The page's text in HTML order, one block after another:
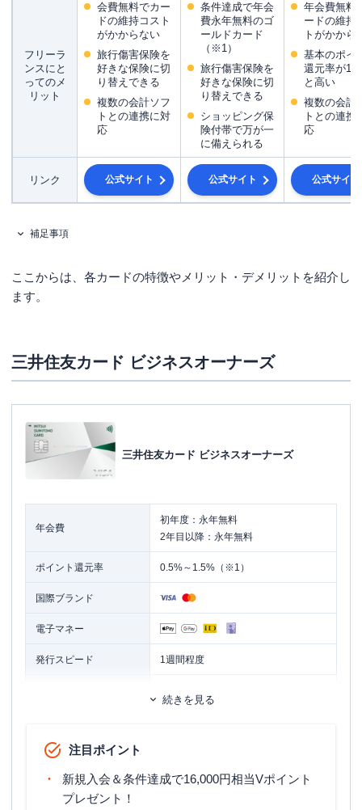
フリーラ
ンスにと
ってのメ
リット
会費無料でカー
ドの維持コスト
がかからない
旅行傷害保険を
好きな保険に切
り替えできる
複数の会計ソフ
トとの連携に対
応
条件達成で年会
費永年無料のゴ
ールドカード
（※1）
旅行傷害保険を
好きな保険に切
り替えできる
ショッピング保
険付帯で万が一
に備えられる
年会費無料
ードの維持
トがかから
基本のポイ
還元率が
と高い
複数の会計
トとの連携
応
リンク 公式サイト 公式サイト 公式サイト
補足事項
ここからは、各カードの特徴やメリット・デメリットを紹介し
ます。
三井住友カード ビジネスオーナーズ
三井住友カード ビジネスオーナーズ
年会費
初年度：永年無料
2年目以降：永年無料
ポイント還元率 0.5%～1.5%（※1）
国際ブランド
電子マネー
発行スピード 1週間程度
ETCカード年会費
ETCカード発行期間 約2週間
続きを見る
注目ポイント
新規入会＆条件達成で16,000円相当Vポイント
プレゼント！